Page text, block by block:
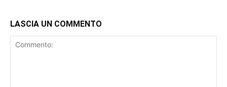
LASCIA UN COMMENTO